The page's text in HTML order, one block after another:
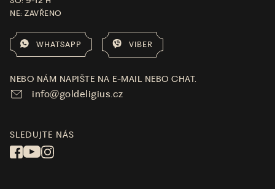
NE: ZAVŘENO
WHATSAPP VIBER
NEBO NÁM NAPIŠTE NA E-MAIL NEBO CHAT.
info@goldeligius.cz
SLEDUJTE NÁS